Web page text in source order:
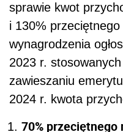
sprawie kwot
i 130%
wynagrodzenia
2023 r.
zawieszaniu
2024 r. kwota
70%